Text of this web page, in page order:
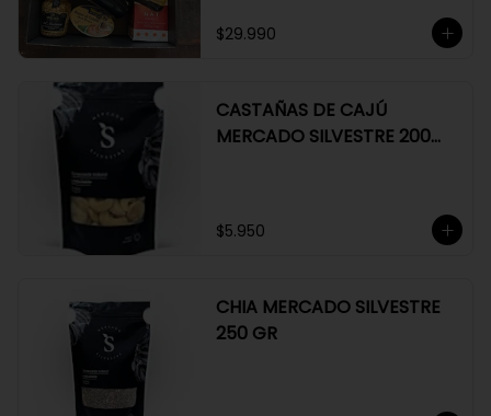
*HENAFF MOUSSE DE CANARD
*NAT CRACKERS PEQUEÑAS
$29.990
CASTAÑAS DE CAJÚ
MERCADO SILVESTRE 200
$5.950
CHIA MERCADO SILVESTRE
250 GR